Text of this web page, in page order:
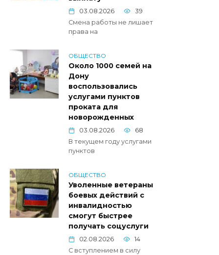
03.08.2026
39
Смена работы не лишает
права на
ОБЩЕСТВО
Около 1000 семей на
Дону
воспользовались
услугами пунктов
проката для
новорожденных
03.08.2026
68
В текущем году услугами
пунктов
ОБЩЕСТВО
Уволенные ветераны
боевых действий с
инвалидностью
смогут быстрее
получать соцуслуги
02.08.2026
14
С вступлением в силу